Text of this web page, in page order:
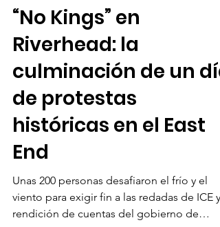
Maria del Mar Piedrabuena
29 mar
8 min de lectura